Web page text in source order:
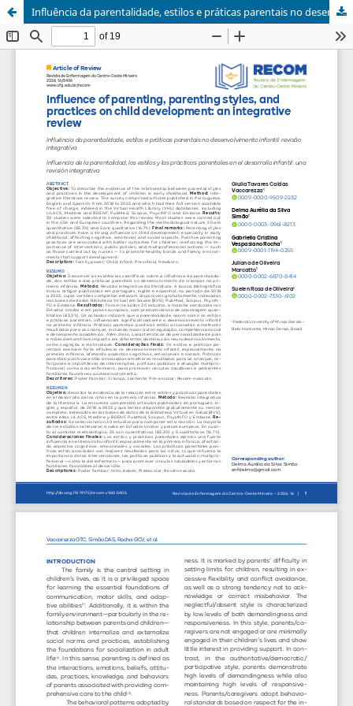
Influência da parentalidade, estilos e práticas parentais no desenvolvimento infantil: revisão integrativa